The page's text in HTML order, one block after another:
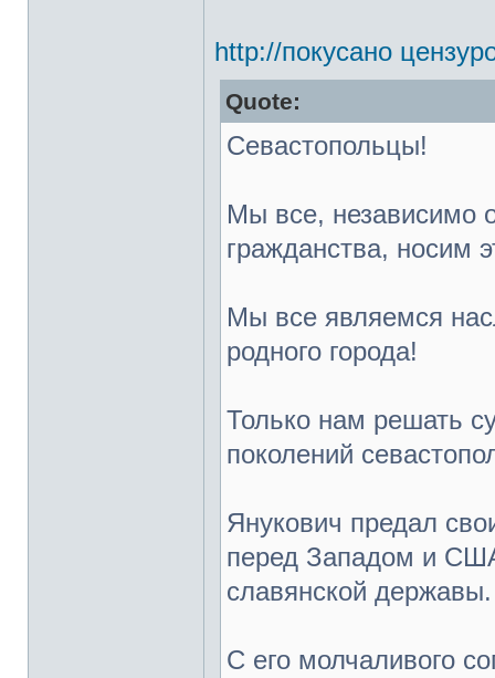
http://покусано
Quote:
Севастопольцы!
Мы все, независимо
гражданства, носим
Мы все являемся
родного города!
Только нам решать
поколений
Янукович предал
перед Западом и
славянской державы.
С его молчаливого